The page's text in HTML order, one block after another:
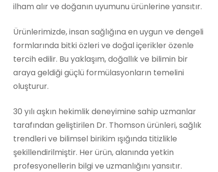
ilham alır ve doğanın uyumunu ürünlerine yansıtır.
Ürünlerimizde, insan sağlığına en uygun ve dengeli
formlarında bitki özleri ve doğal içerikler özenle
tercih edilir. Bu yaklaşım, doğallık ve bilimin bir
araya geldiği güçlü formülasyonların temelini
oluşturur.
30 yılı aşkın hekimlik deneyimine sahip uzmanlar
tarafından geliştirilen Dr. Thomson ürünleri, sağlık
trendleri ve bilimsel birikim ışığında titizlikle
şekillendirilmiştir. Her ürün, alanında yetkin
profesyonellerin bilgi ve uzmanlığını yansıtır.